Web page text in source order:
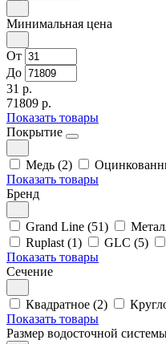
Минимальная цена
От
До
31 р.
71809 р.
Показать товары
Покрытие
Медь (2)
Показать товары
Бренд
Grand Line (51)
Ruplast (1)
GLC (5)
Показать товары
Сечение
Квадратное (2)
Показать товары
Размер водосточной